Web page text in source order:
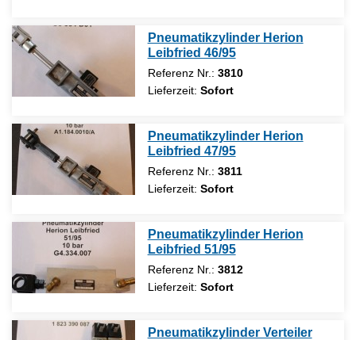
Pneumatikzylinder Herion
Leibfried 46/95
Referenz Nr.: 3810
Lieferzeit: Sofort
Pneumatikzylinder Herion
Leibfried 47/95
Referenz Nr.: 3811
Lieferzeit: Sofort
Pneumatikzylinder Herion
Leibfried 51/95
Referenz Nr.: 3812
Lieferzeit: Sofort
Pneumatikzylinder Verteiler